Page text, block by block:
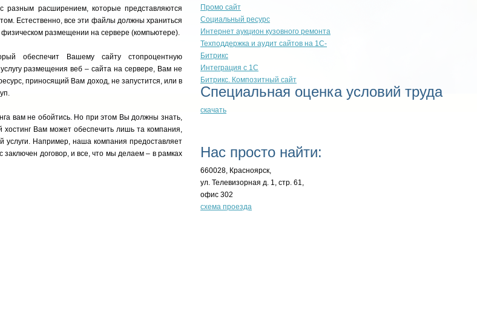
разным расширением, которые представляются
Естественно, все эти файлы должны храниться
размещении на сервере (компьютере).
обеспечит Вашему сайту стопроцентную
размещения веб – сайта на сервере, Вам не
приносящий Вам доход, не запустится, или в
вам не обойтись. Но при этом Вы должны знать,
Вам может обеспечить лишь та компания,
услуги. Например, наша компания предоставляет
заключен договор, и все, что мы делаем – в рамках
Промо сайт
Социальный ресурс
Интернет аукцион кузовного ремонта
Техподдержка и аудит сайтов на 1С-
Битрикс
Интеграция с 1С
Битрикс. Композитный сайт
Специальная оценка условий труда
скачать
Нас просто найти:
660028, Красноярск,
ул. Телевизорная д. 1, стр. 61,
офис 302
схема проезда